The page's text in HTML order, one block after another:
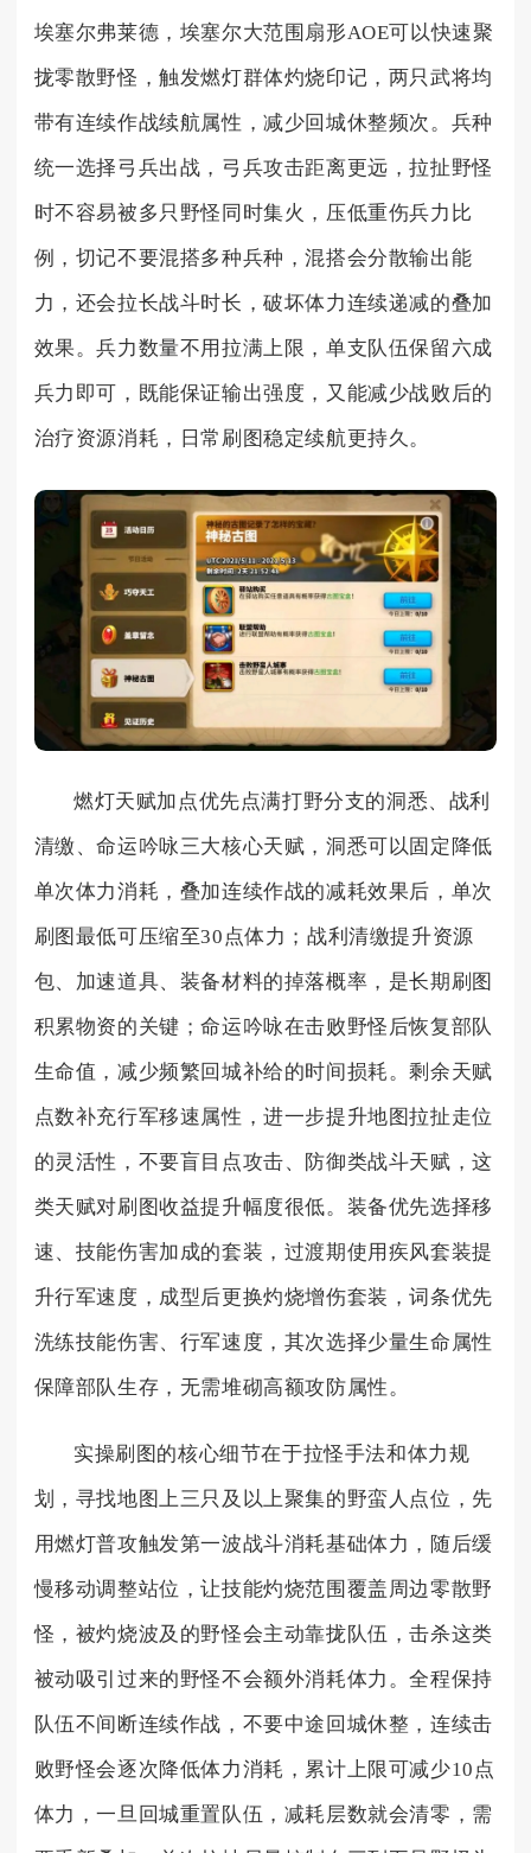
埃塞尔弗莱德，埃塞尔大范围扇形AOE可以快速聚
拢零散野怪，触发燃灯群体灼烧印记，两只武将均
带有连续作战续航属性，减少回城休整频次。兵种
统一选择弓兵出战，弓兵攻击距离更远，拉扯野怪
时不容易被多只野怪同时集火，压低重伤兵力比
例，切记不要混搭多种兵种，混搭会分散输出能
力，还会拉长战斗时长，破坏体力连续递减的叠加
效果。兵力数量不用拉满上限，单支队伍保留六成
兵力即可，既能保证输出强度，又能减少战败后的
治疗资源消耗，日常刷图稳定续航更持久。
燃灯天赋加点优先点满打野分支的洞悉、战利
清缴、命运吟咏三大核心天赋，洞悉可以固定降低
单次体力消耗，叠加连续作战的减耗效果后，单次
刷图最低可压缩至30点体力；战利清缴提升资源
包、加速道具、装备材料的掉落概率，是长期刷图
积累物资的关键；命运吟咏在击败野怪后恢复部队
生命值，减少频繁回城补给的时间损耗。剩余天赋
点数补充行军移速属性，进一步提升地图拉扯走位
的灵活性，不要盲目点攻击、防御类战斗天赋，这
类天赋对刷图收益提升幅度很低。装备优先选择移
速、技能伤害加成的套装，过渡期使用疾风套装提
升行军速度，成型后更换灼烧增伤套装，词条优先
洗练技能伤害、行军速度，其次选择少量生命属性
保障部队生存，无需堆砌高额攻防属性。
实操刷图的核心细节在于拉怪手法和体力规
划，寻找地图上三只及以上聚集的野蛮人点位，先
用燃灯普攻触发第一波战斗消耗基础体力，随后缓
慢移动调整站位，让技能灼烧范围覆盖周边零散野
怪，被灼烧波及的野怪会主动靠拢队伍，击杀这类
被动吸引过来的野怪不会额外消耗体力。全程保持
队伍不间断连续作战，不要中途回城休整，连续击
败野怪会逐次降低体力消耗，累计上限可减少10点
体力，一旦回城重置队伍，减耗层数就会清零，需